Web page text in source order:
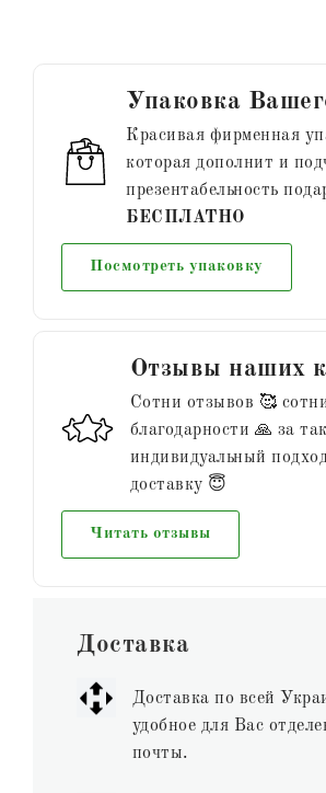
Упаковка
Красивая фирменная
которая дополнит и
презентабельность
БЕСПЛАТНО
Посмотреть упаковку
Отзывы наших
Сотни отзывов 🥰
благодарности 🙏 за
индивидуальный
доставку 😇
Читать отзывы
Доставка
Доставка по всей
удобное для Вас
почты.